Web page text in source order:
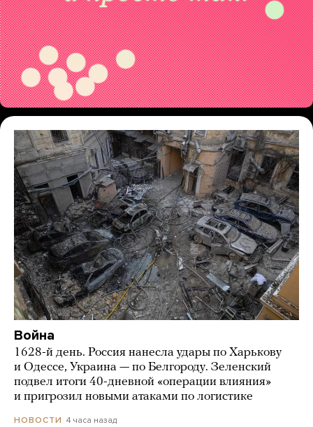
Война
1628-й день. Россия нанесла удары по Харькову
и Одессе, Украина — по Белгороду. Зеленский
подвел итоги 40-дневной «операции влияния»
и пригрозил новыми атаками по логистике
НОВОСТИ 4 часа назад